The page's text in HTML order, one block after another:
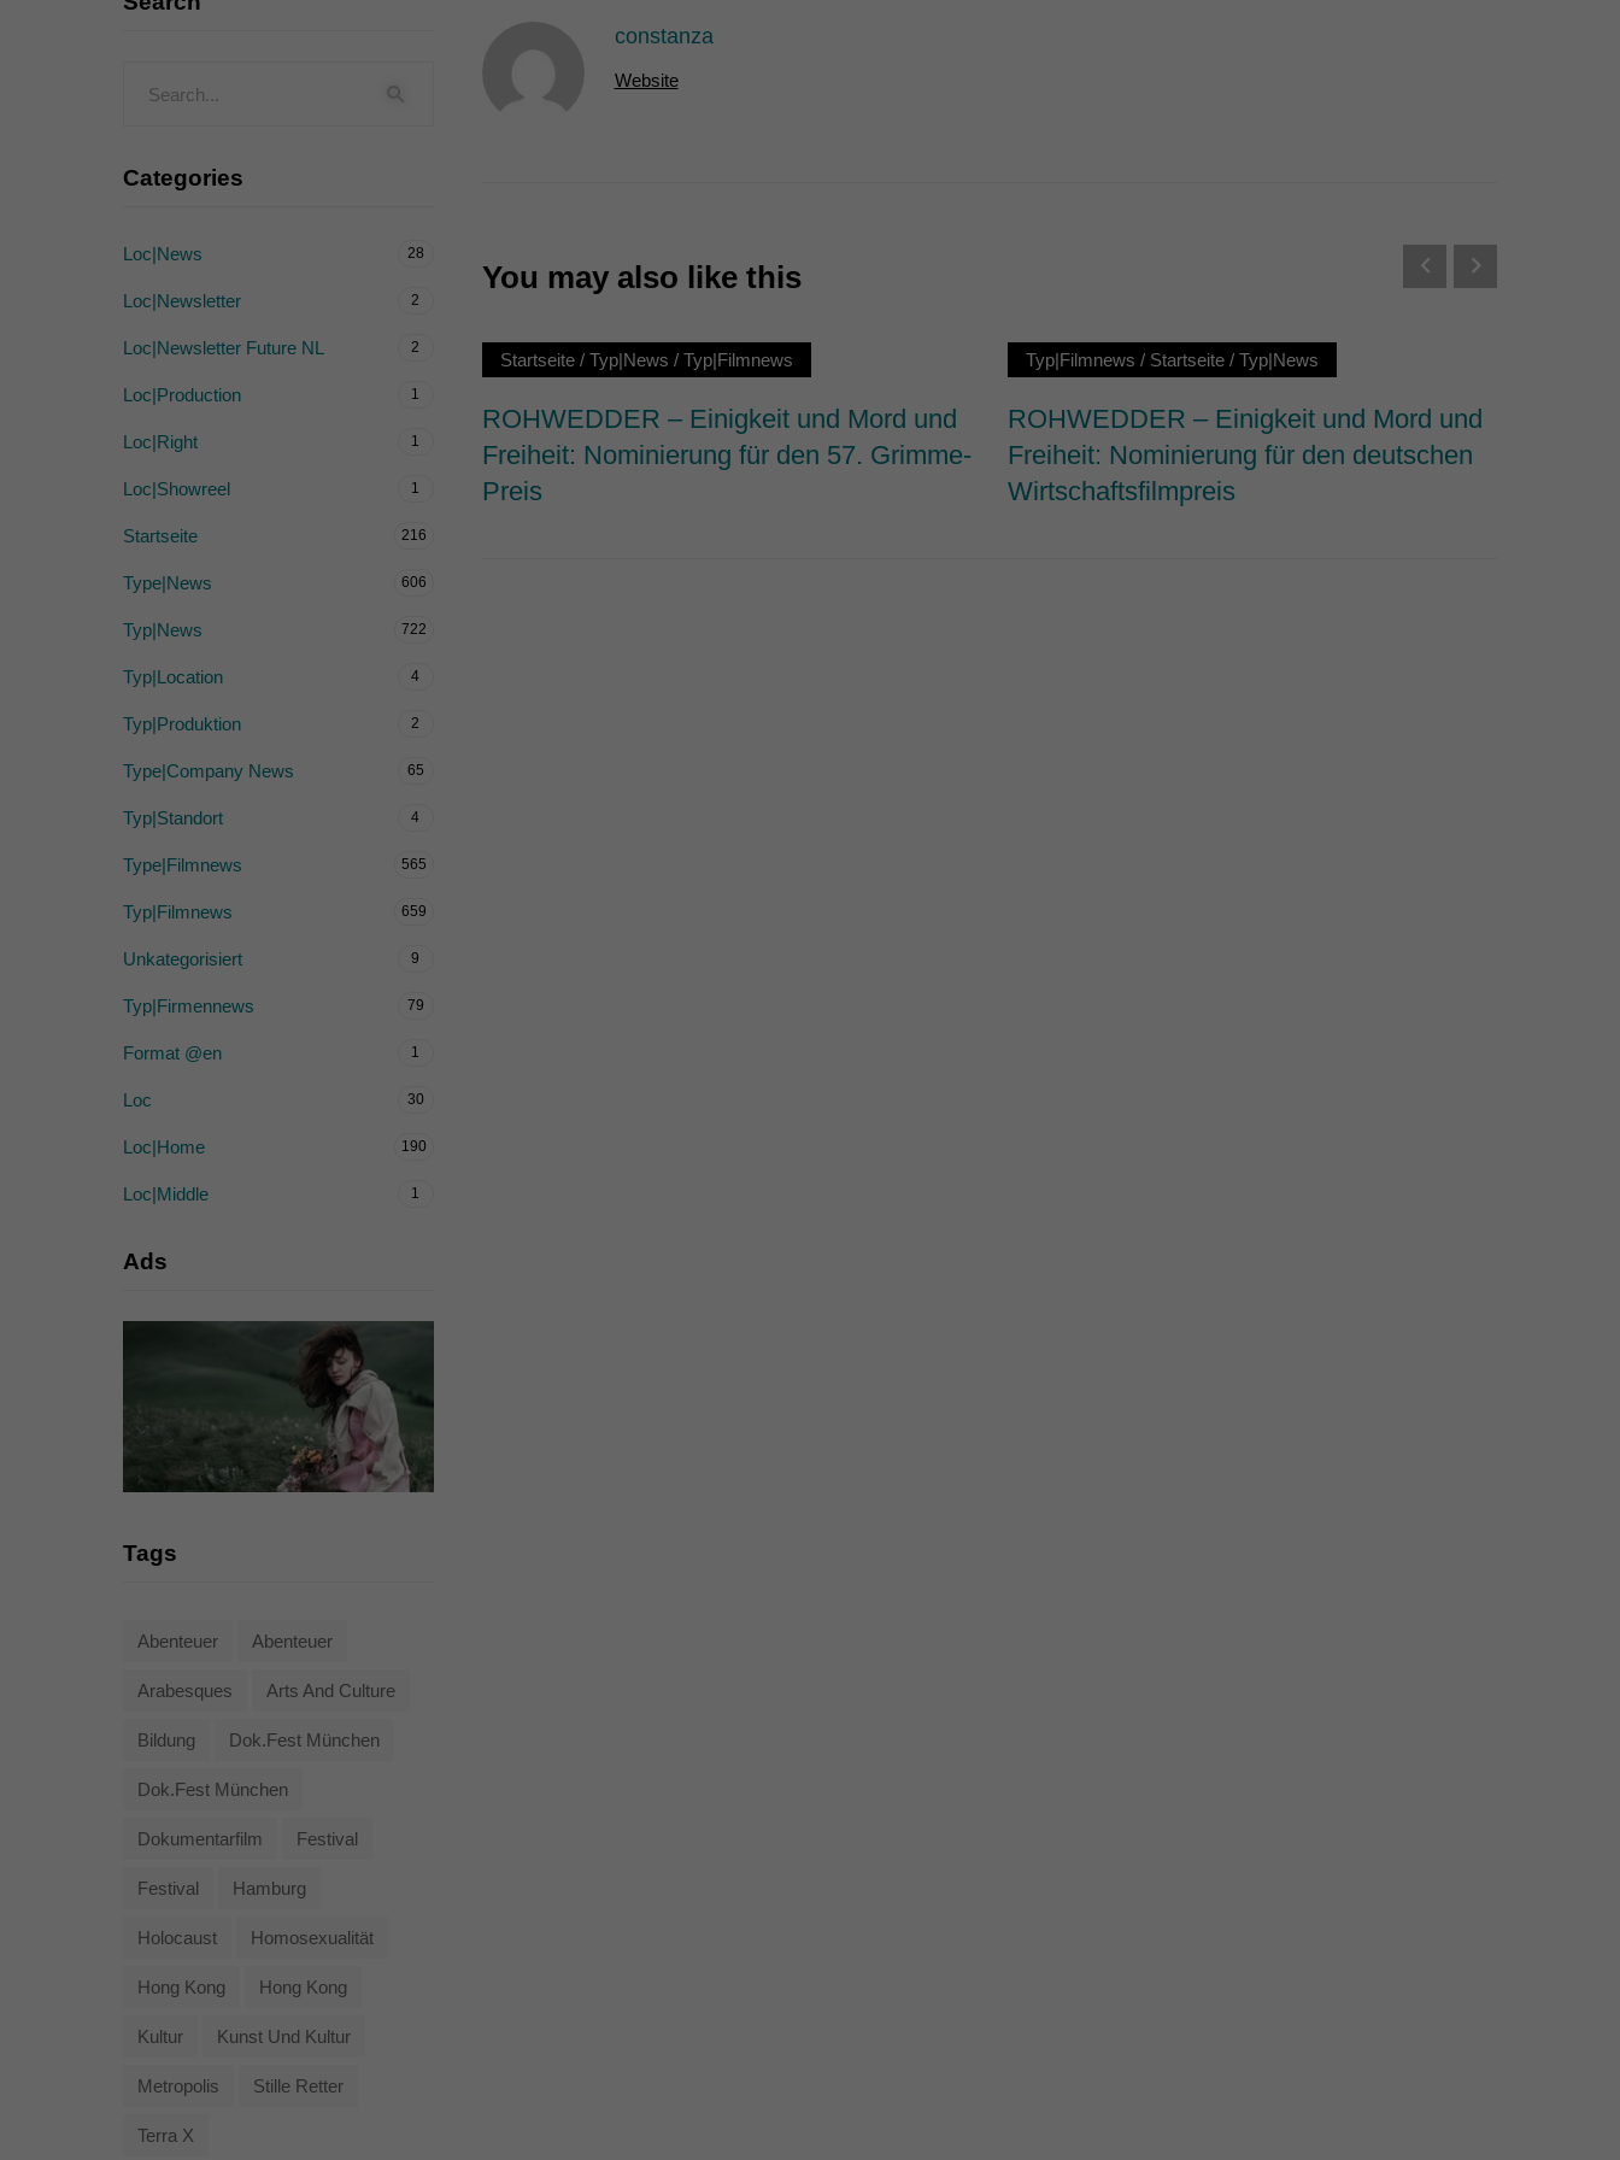
constanza
Website
You may also like this
Startseite/ Typ|News / Typ|Filmnews
ROHWEDDER – Einigkeit und Mord und
Freiheit: Nominierung für den 57. Grimme-
Preis
Typ|Filmnews / Startseite/ Typ|News
ROHWEDDER – Einigkeit und Mord und
Freiheit: Nominierung für den deutschen
Wirtschaftsfilmpreis
Categories
Loc|News 28
Loc|Newsletter 2
Loc|Newsletter Future NL 2
Loc|Production 1
Loc|Right 1
Loc|Showreel 1
Startseite 216
Type|News 606
Typ|News 722
Typ|Location 4
Typ|Produktion 2
Type|Company News 65
Typ|Standort 4
Type|Filmnews 565
Typ|Filmnews 659
Unkategorisiert 9
Typ|Firmennews 79
Format @en 1
Loc 30
Loc|Home 190
Loc|Middle 1
Ads
Tags
Abenteuer Abenteuer
Arabesques Arts And Culture
Bildung Dok.fest München
Dok.fest München
Dokumentarfilm Festival
Festival Hamburg
Holocaust Homosexualität
Hong Kong Hong Kong
Kultur Kunst Und Kultur
Metropolis Stille Retter
Terra X
Externe Medien (7)
Inhalte von Videoplattformen und Social-Media-Plattformen werden standardmäßig blockiert. Wenn Cookies von externen Medien
akzeptiert werden, bedarf der Zugriff auf diese Inhalte keiner manuellen Einwilligung mehr.